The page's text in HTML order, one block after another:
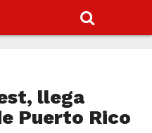
llega
Puerto Rico